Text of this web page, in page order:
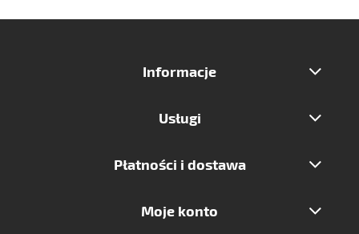
Informacje
Usługi
Płatności i dostawa
Moje konto